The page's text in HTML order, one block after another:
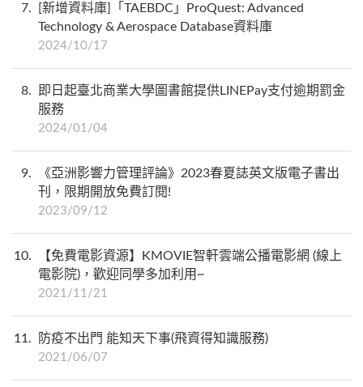
7
[新增資料庫]「TAEBDC」ProQuest: Advanced
Technology & Aerospace Database資料庫
2024/10/17
8
即日起臺北商業大學圖書館提供LINEPay支付逾期罰金
服務
2024/01/04
9
《亞洲影響力管理評論》2023春夏誌英文版電子書出
刊，限期開放免費訂閱!
2023/09/12
10
【免費電影資源】KMOVIE智軒雲端公播電影網 (線上
電影院)，歡迎同學多加利用~
2021/11/21
11 防疫不出門 能知天下事(飛資得知識服務)
2021/06/07